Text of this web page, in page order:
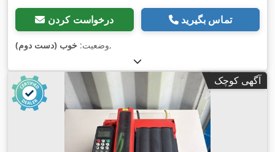
درخواست کردن تماس بگیرید
وضعیت: خوب (دست دوم) ,
آگهی کوچک